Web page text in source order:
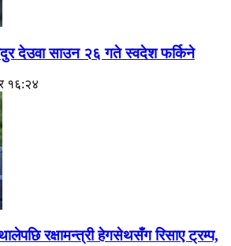
देउवा साउन २६ गते स्वदेश फर्किने
१६:२४
रक्षामन्त्री हेगसेथसँग रिसाए ट्रम्प,